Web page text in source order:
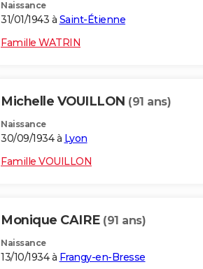
Naissance
31/01/1943 à Saint-Étienne
Famille WATRIN
Michelle VOUILLON (91 ans)
Naissance
30/09/1934 à Lyon
Famille VOUILLON
Monique CAIRE (91 ans)
Naissance
13/10/1934 à Frangy-en-Bresse